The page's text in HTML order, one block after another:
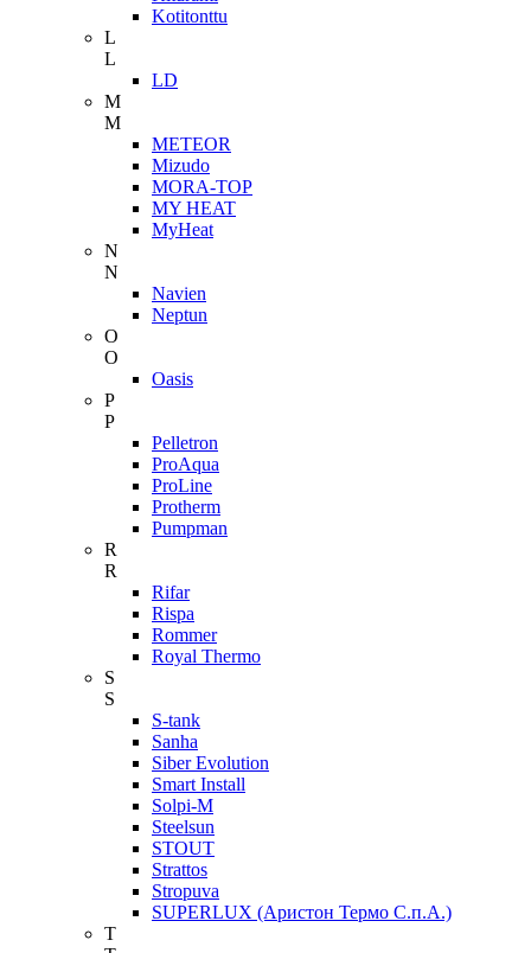
Kotitonttu
L
L
LD
M
M
METEOR
Mizudo
MORA-TOP
MY HEAT
MyHeat
N
N
Navien
Neptun
O
O
Oasis
P
P
Pelletron
ProAqua
ProLine
Protherm
Pumpman
R
R
Rifar
Rispa
Rommer
Royal Thermo
S
S
S-tank
Sanha
Siber Evolution
Smart Install
Solpi-M
Steelsun
STOUT
Strattos
Stropuva
SUPERLUX (Аристон Термо С.п.А.)
T